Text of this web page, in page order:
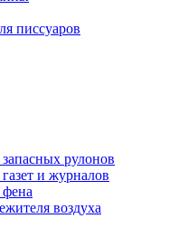
писсуаров
рулонов
и журналов
воздуха